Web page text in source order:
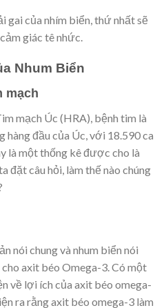
gai của nhím biển, thứ nhất sẽ
giác tê nhức.
Nhum Biển
mạch
mạch Úc (HRA) bệnh tim là
hàng đầu của Úc, với 18.590 ca
là một thống kê được cho là
đặt câu hỏi, làm thế nào chúng
nói chung và nhum biển nói
axit béo Omega-3. Có một
về lợi ích của axit béo omega-
ra rằng axit béo omega-3 làm